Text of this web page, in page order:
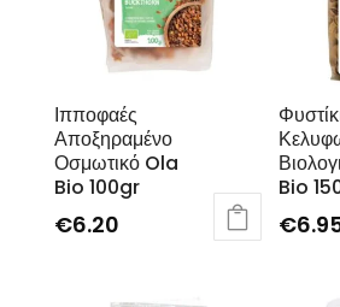
Ιπποφαές
Αποξηραμένο
Οσμωτικό Ola
Bio 100gr
€6.20
Bio
€